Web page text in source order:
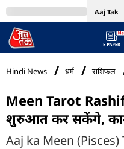
Aaj Tak
MumbaiTak
Hindi News धर्म राशिफल
Meen Tarot
शुरुआत कर सकेंगे,
Aaj ka Meen